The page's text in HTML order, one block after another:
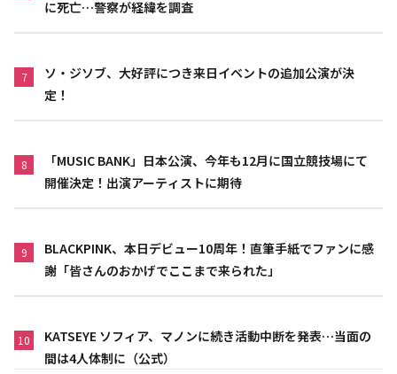
に死亡…警察が経緯を調査
7
ソ・ジソブ、大好評につき来日イベントの追加公演が決
定！
8
「MUSIC BANK」日本公演、今年も12月に国立競技場にて
開催決定！出演アーティストに期待
9
BLACKPINK、本日デビュー10周年！直筆手紙でファンに感
謝「皆さんのおかげでここまで来られた」
10
KATSEYE ソフィア、マノンに続き活動中断を発表…当面の
間は4人体制に（公式）